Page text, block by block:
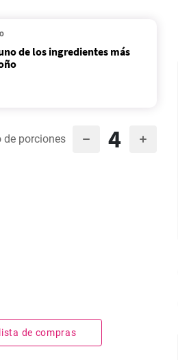
de los ingredientes más
de porciones 4
de compras